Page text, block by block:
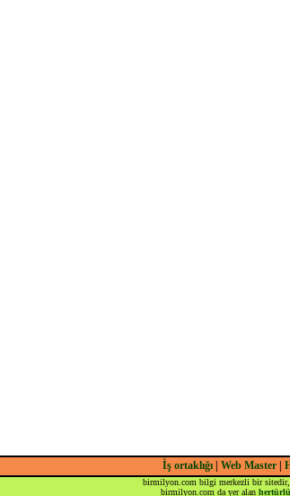
İş ortaklığı| Web Master
birmilyon.com bilgi merkezli bir sitedir,
birmilyon.com da yer alan hertürlü